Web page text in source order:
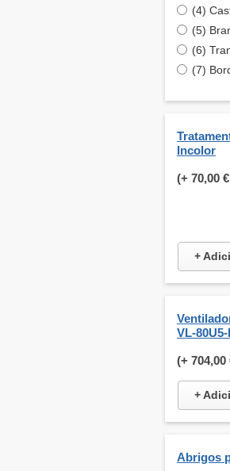
(4)
(5)
(6)
(7)
Incolor
(+ 70,00 €
+
VL-80U5-
(+ 704,00
+
Abrigos